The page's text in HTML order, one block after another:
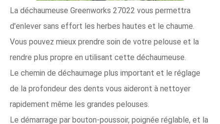
La déchaumeuse Greenworks 27022 vous permettra
d'enlever sans effort les herbes hautes et le chaume.
Vous pouvez mieux prendre soin de votre pelouse et la
rendre plus propre en utilisant cette déchaumeuse.
Le chemin de déchaumage plus important et le réglage
de la profondeur des dents vous aideront à nettoyer
rapidement même les grandes pelouses.
Le démarrage par bouton-poussoir, poignée réglable, et la